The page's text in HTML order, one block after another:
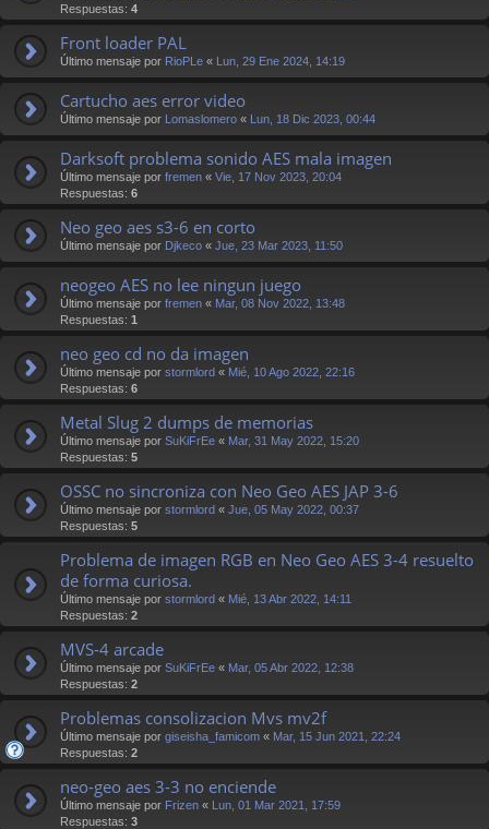
Respuestas: 4
Front loader PAL
Último mensaje por RioPLe « Lun, 29 Ene 2024, 14:19
Cartucho aes error video
Último mensaje por Lomaslomero « Lun, 18 Dic 2023, 00:44
Darksoft problema sonido AES mala imagen
Último mensaje por fremen « Vie, 17 Nov 2023, 20:04
Respuestas: 6
Neo geo aes s3-6 en corto
Último mensaje por Djkeco « Jue, 23 Mar 2023, 11:50
neogeo AES no lee ningun juego
Último mensaje por fremen « Mar, 08 Nov 2022, 13:48
Respuestas: 1
neo geo cd no da imagen
Último mensaje por stormlord « Mié, 10 Ago 2022, 22:16
Respuestas: 6
Metal Slug 2 dumps de memorias
Último mensaje por SuKiFrEe « Mar, 31 May 2022, 15:20
Respuestas: 5
OSSC no sincroniza con Neo Geo AES JAP 3-6
Último mensaje por stormlord « Jue, 05 May 2022, 00:37
Respuestas: 5
Problema de imagen RGB en Neo Geo AES 3-4 resuelto
de forma curiosa.
Último mensaje por stormlord « Mié, 13 Abr 2022, 14:11
Respuestas: 2
MVS-4 arcade
Último mensaje por SuKiFrEe « Mar, 05 Abr 2022, 12:38
Respuestas: 2
Problemas consolizacion Mvs mv2f
Último mensaje por giseisha_famicom « Mar, 15 Jun 2021, 22:24
Respuestas: 2
neo-geo aes 3-3 no enciende
Último mensaje por Frizen « Lun, 01 Mar 2021, 17:59
Respuestas: 3